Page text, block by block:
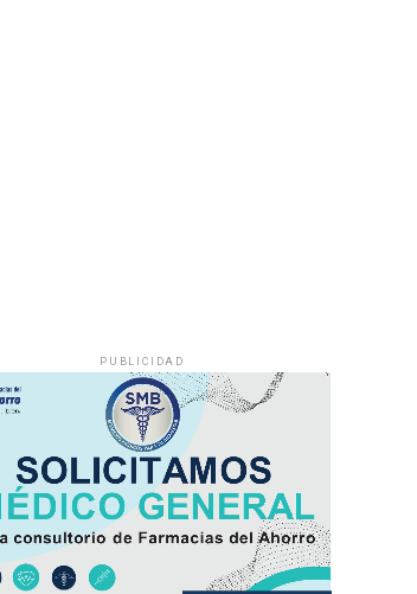
PUBLICIDAD